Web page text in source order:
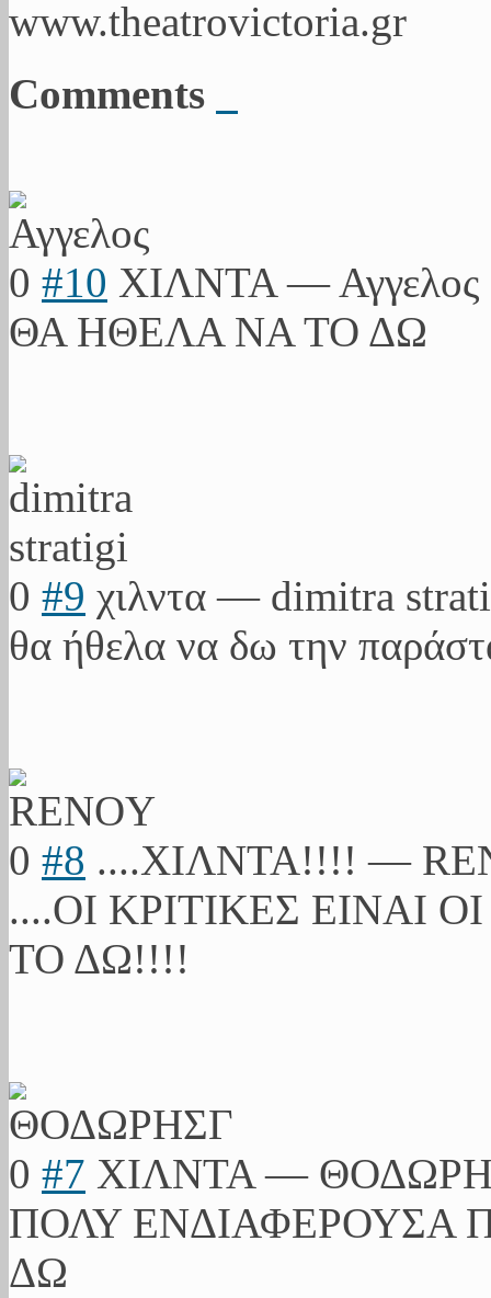
www.theatrovictoria.gr
Comments
0 #10 ΧΙΛΝΤΑ—Αγγελος
ΘΑ ΗΘΕΛΑ ΝΑ ΤΟ ΔΩ
0 #9 χιλντα — dimitra
θα ήθελα να δω την
0 #8 ....ΧΙΛΝΤΑ!!!! —
....ΟΙ ΚΡΙΤΙΚΕΣ ΕΙΝΑΙ
ΤΟ ΔΩ!!!!
0 #7 ΧΙΛΝΤΑ—
ΠΟΛΥ ΕΝΔΙΑΦΕΡΟΥΣΑ
ΔΩ